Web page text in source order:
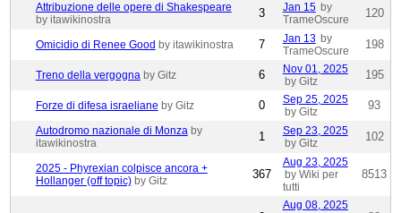
Attribuzione delle opere di Shakespeare
by itawikinostra
3 Jan 15 by
TrameOscure
120
Omicidio di Renee Good by itawikinostra 7 Jan 13 by
TrameOscure
198
Treno della vergogna by Gitz 6
Nov 01, 2025
by Gitz
195
Forze di difesa israeliane by Gitz 0
Sep 25, 2025
by Gitz
93
Autodromo nazionale di Monza by
itawikinostra
1
Sep 23, 2025
by Gitz
102
2025 - Phyrexian colpisce ancora +
Hollanger (off topic) by Gitz 367
Aug 23, 2025
by Wiki per
tutti
8513
Aug 08, 2025